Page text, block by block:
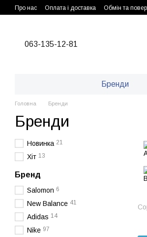
Перейти до основного контенту
Про нас Оплата і доставка Обмін та
063-135-12-81
Бренди
Головна Бренди
Бренди
Новинка 21
Хіт 13
Бренд
Salomon 6
New Balance 41
Adidas 14
Nike 97